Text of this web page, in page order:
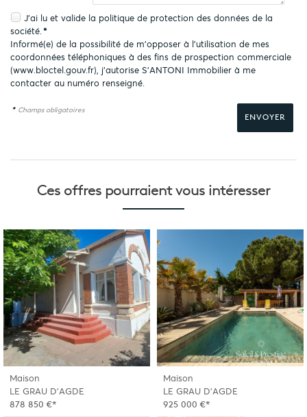
J'ai lu et valide la politique de protection des données de la
société.*
Informé(e) de la possibilité de m'opposer à l'utilisation de mes
coordonnées téléphoniques à des fins de prospection commerciale
(www.bloctel.gouv.fr), j'autorise S'ANTONI Immobilier à me
contacter au numéro renseigné.
* Champs obligatoires
Ces offres pourraientvous intéresser
Maison
LE GRAU D'AGDE
878 850 €*
Maison
LE GRAU D'AGDE
925 000 €*